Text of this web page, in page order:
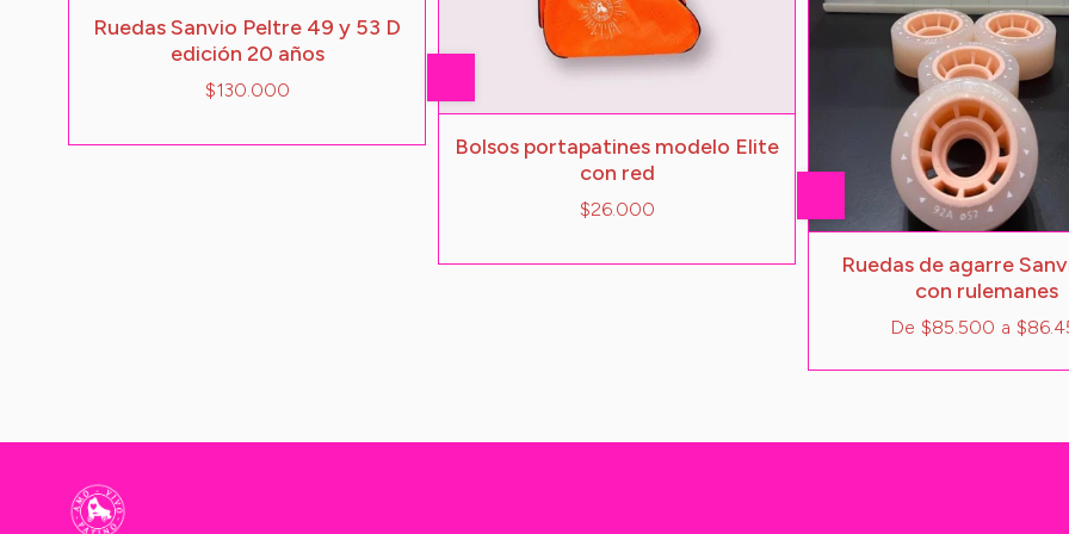
Ruedas Sanvio Peltre 49 y 53 D
edición 20 años
$130.000
Bolsos portapatines modelo Elite
con red
$26.000
Ruedas de agarre
con rulemanes
De $85.500 a